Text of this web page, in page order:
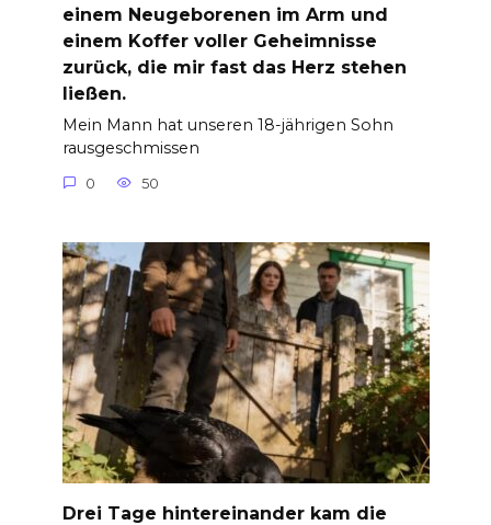
einem Neugeborenen im Arm und
einem Koffer voller Geheimnisse
zurück, die mir fast das Herz stehen
ließen.
Mein Mann hat unseren 18-jährigen Sohn
rausgeschmissen
0 50
Drei Tage hintereinander kam die